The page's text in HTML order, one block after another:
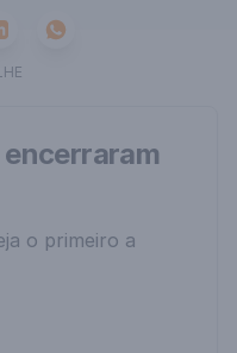
Whatsapp
o primeiro a